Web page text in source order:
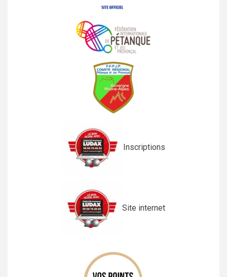
Inscriptions
Site internet